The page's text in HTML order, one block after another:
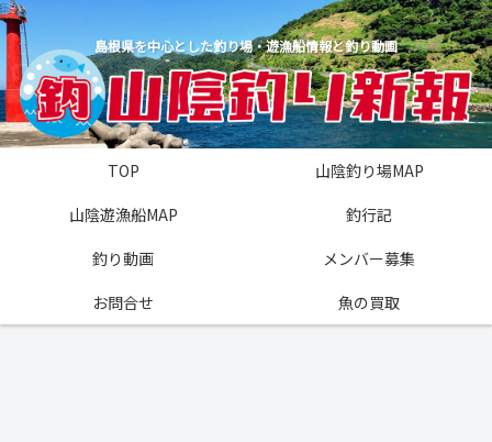
島根県を中心とした釣り場・遊漁船情報と釣り動画
TOP
山陰釣り場MAP
山陰遊漁船MAP
釣行記
釣り動画
メンバー募集
お問合せ
魚の買取